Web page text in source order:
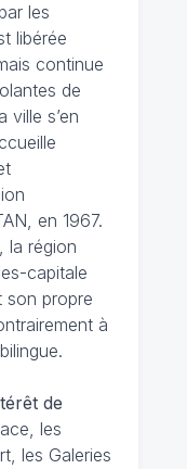
les
libérée
continue
de
ville s’en
en 1967.
la région
capitale
son propre
à
de
les
les Galeries